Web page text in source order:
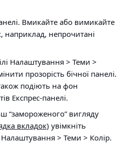
. Вмикайте або вимикайте
наприклад, непрочитані
Налаштування > Теми >
прозорість бічної панелі.
подіють на фон
Експрес-панелі.
“замороженого” вигляду
вкладок) увімкніть
Налаштування > Теми > Колір.